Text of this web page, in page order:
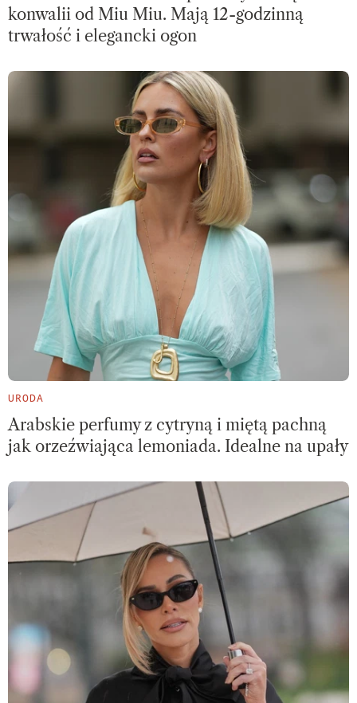
konwalii od Miu Miu. Mają 12-godzinną
trwałość i elegancki ogon
URODA
Arabskie perfumy z cytryną i miętą pachną
jak orzeźwiająca lemoniada. Idealne na upały